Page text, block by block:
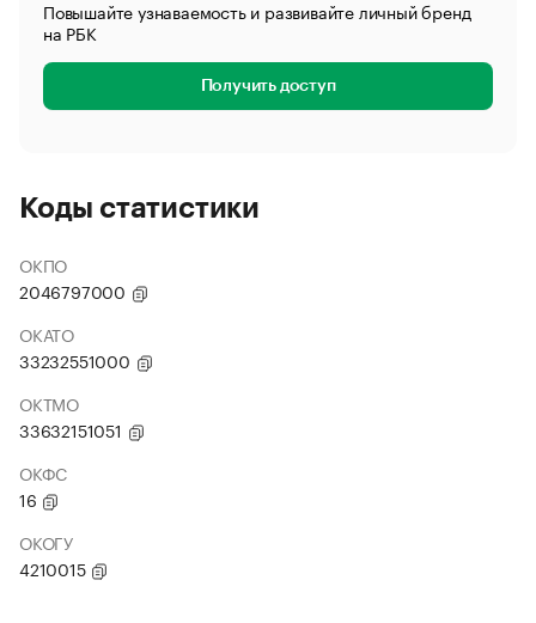
Повышайте узнаваемость и развивайте личный бренд
на РБК
Получить доступ
Коды статистики
ОКПО
2046797000
ОКАТО
33232551000
ОКТМО
33632151051
ОКФС
16
ОКОГУ
4210015